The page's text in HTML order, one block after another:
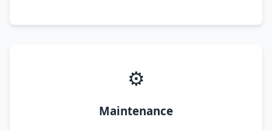
⚙️
Maintenance